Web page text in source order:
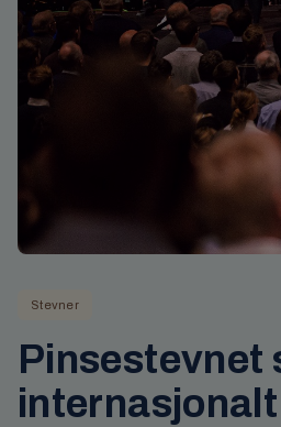
Stevner
Pinsestevnet
internasjonalt